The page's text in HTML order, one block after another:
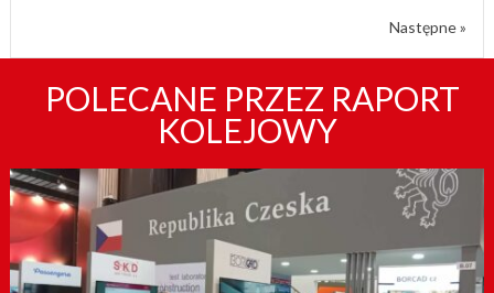
Następne »
POLECANE PRZEZ RAPORT
KOLEJOWY